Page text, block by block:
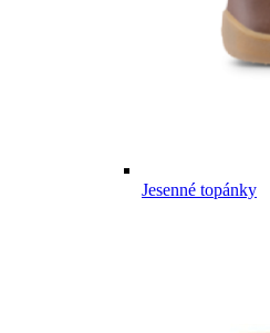
Jesenné topánky